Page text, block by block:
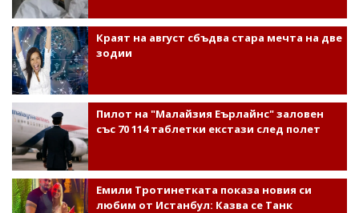
Краят на август сбъдва стара мечта на две
зодии
Пилот на "Малайзия Еърлайнс" заловен
със 70 114 таблетки екстази след полет
Емили Тротинетката показа новия си
любим от Истанбул: Казва се Танк